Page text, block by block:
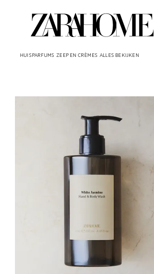
HUISPARFUMS ZEEP EN CRÈMES ALLES BEKIJKEN
Afbeelding gewijzigd naar 1 van 5